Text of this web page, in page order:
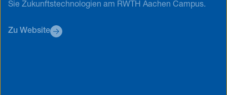
Sie Zukunftstechnologien am RWTH Aachen Campus.
Zu Website